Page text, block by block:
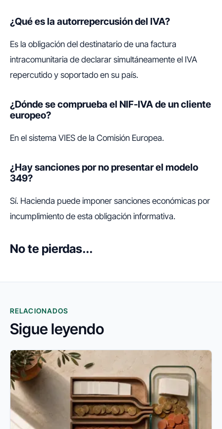
¿Qué es la autorrepercusión del IVA?
Es la obligación del destinatario de una factura
intracomunitaria de declarar simultáneamente el IVA
repercutido y soportado en su país.
¿Dónde se comprueba el NIF-IVA de un cliente
europeo?
En el sistema VIES de la Comisión Europea.
¿Hay sanciones por no presentar el modelo
349?
Sí. Hacienda puede imponer sanciones económicas por
incumplimiento de esta obligación informativa.
No te pierdas...
RELACIONADOS
Sigue leyendo